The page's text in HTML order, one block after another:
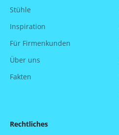
Stühle
Inspiration
Für Firmenkunden
Über uns
Fakten
Rechtliches